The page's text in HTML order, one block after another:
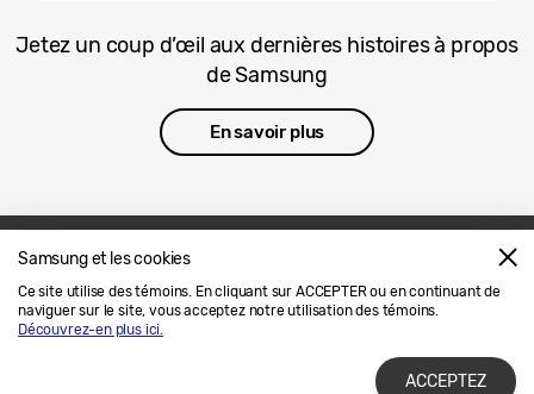
Samsung et les cookies
Ce site utilise des témoins. En cliquant sur ACCEPTER ou en continuant de
naviguer sur le site, vous acceptez notre utilisation des témoins.
Découvrez-en plus ici.
ACCEPTEZ
Jetez un coup d’œil aux dernières histoires à propos
de Samsung
En savoir plus
Nous joindre
SAMSUNG.COM
Avis Juridique
Confidentialité